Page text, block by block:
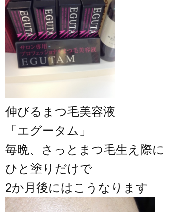
伸びるまつ毛美容液
「エグータム」
毎晩、さっとまつ毛生え際に
ひと塗りだけで
2か月後にはこうなります